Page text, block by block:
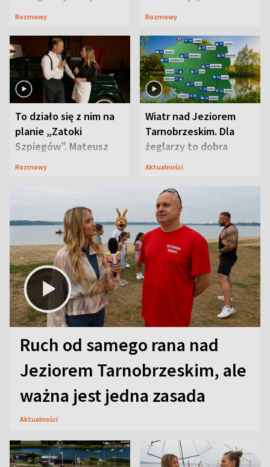
jest zaskakująco
Rozmowy
szpiegów” od razu ich
Rozmowy
To działo się z nim na
planie „Zatoki
Szpiegów”. Mateusz
Janicki odsłonił
Rozmowy
Wiatr nad Jeziorem
Tarnobrzeskim. Dla
żeglarzy to dobra
wiadomość
Aktualności
Ruch od samego rana nad
Jeziorem Tarnobrzeskim, ale
ważna jest jedna zasada
Aktualności